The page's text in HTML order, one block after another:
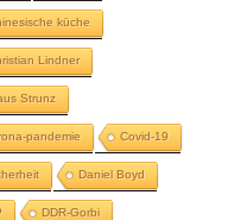
küche
Lindner
Strunz
pandemie Covid-19
Daniel Boyd
DDR-Gorbi